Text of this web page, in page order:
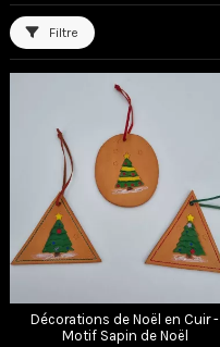
Filtre
Décorations de Noël en Cuir -
Motif Sapin de Noël